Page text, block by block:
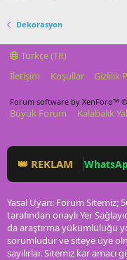
Dekorasyon
Türkçe (TR)
İletişim
Koşullar Gizlilik
Forum software by XenForo™
Büyük Forum Kalabalık
👑 REKLAM
Yasal Uyarı: Forum Sitemiz;
tarafından onaylı Yer
da araştırma yükümlülüğü
sorumludur ve siteye üye
sayılırlar. Sitemiz kar